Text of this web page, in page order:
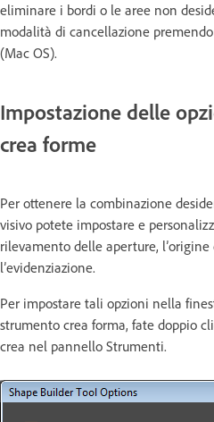
eliminare i bordi o le aree non
modalità di cancellazione
(Mac OS).
Impostazione delle
crea forme
Per ottenere la combinazione
visivo potete impostare e
rilevamento delle aperture,
l’evidenziazione.
Per impostare tali opzioni nella
strumento crea forma, fate doppio
crea nel pannello Strumenti.